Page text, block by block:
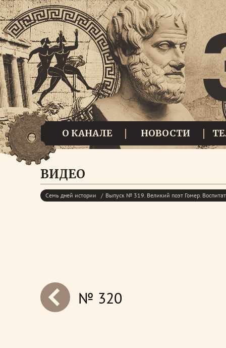
О КАНАЛЕ НОВОСТИ
ВИДЕО
Семь дней истории Выпуск № 319. Великий поэт Гомер.
next№ 320